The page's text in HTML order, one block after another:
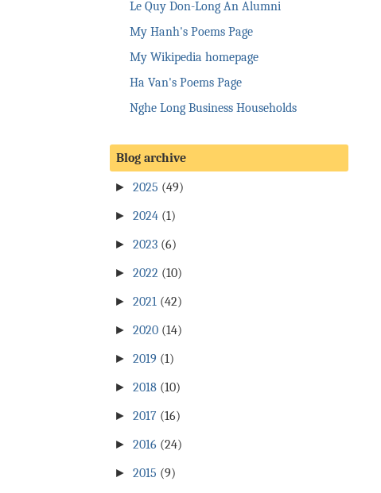
Le Quy Don-Long An Alumni
My Hanh's Poems Page
My Wikipedia homepage
Ha Van's Poems Page
Nghe Long Business Households
Blog archive
►2025 (49)
►2024 (1)
►2023 (6)
►2022 (10)
►2021 (42)
►2020 (14)
►2019 (1)
►2018 (10)
►2017 (16)
►2016 (24)
►2015 (9)